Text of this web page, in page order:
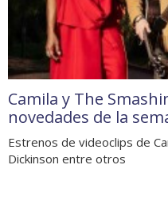
Camila y The
novedades de la
Estrenos de videoclips de
Dickinson entre otros